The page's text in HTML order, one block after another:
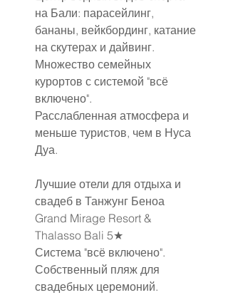
на Бали: парасейлинг,
бананы, вейкбординг, катание
на скутерах и дайвинг.
Множество семейных
курортов с системой "всё
включено".
Расслабленная атмосфера и
меньше туристов, чем в Нуса
Дуа.
Лучшие отели для отдыха и
свадеб в Танжунг Беноа
Grand Mirage Resort &
Thalasso Bali 5★
Система "всё включено".
Собственный пляж для
свадебных церемоний.